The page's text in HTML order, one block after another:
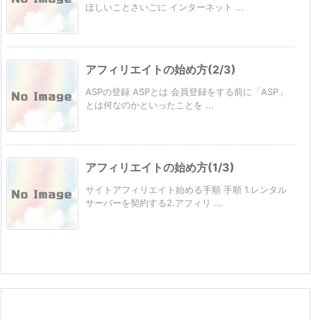
ほしいことさいごに インターネット ...
アフィリエイトの始め方(2/3)
ASPの登録 ASPとは 会員登録をする前に「ASP」
とは何なのかといったことを ...
アフィリエイトの始め方(1/3)
サイトアフィリエイト始める手順 手順 1.レンタル
サーバーを契約する2.アフィリ ...